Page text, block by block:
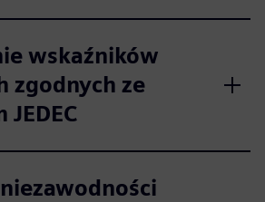
wskaźników
zgodnych ze